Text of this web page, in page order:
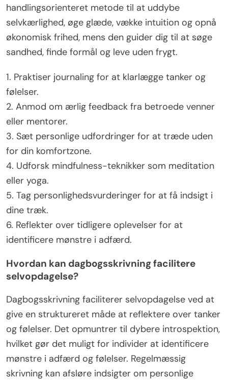
handlingsorienteret metode til at uddybe
selvkærlighed, øge glæde, vække intuition og opnå
økonomisk frihed, mens den guider dig til at søge
sandhed, finde formål og leve uden frygt.
1. Praktiser journaling for at klarlægge tanker og
følelser.
2. Anmod om ærlig feedback fra betroede venner
eller mentorer.
3. Sæt personlige udfordringer for at træde uden
for din komfortzone.
4. Udforsk mindfulness-teknikker som meditation
eller yoga.
5. Tag personlighedsvurderinger for at få indsigt i
dine træk.
6. Reflekter over tidligere oplevelser for at
identificere mønstre i adfærd.
Hvordan kan dagbogsskrivning facilitere
selvopdagelse?
Dagbogsskrivning faciliterer selvopdagelse ved at
give en struktureret måde at reflektere over tanker
og følelser. Det opmuntrer til dybere introspektion,
hvilket gør det muligt for individer at identificere
mønstre i adfærd og følelser. Regelmæssig
skrivning kan afsløre indsigter om personlige